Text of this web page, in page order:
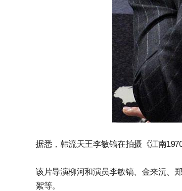
据悉，韩流天王李敏镐在拍摄《江南
该片导演柳河和演员李敏镐、金来沅、
絮等。